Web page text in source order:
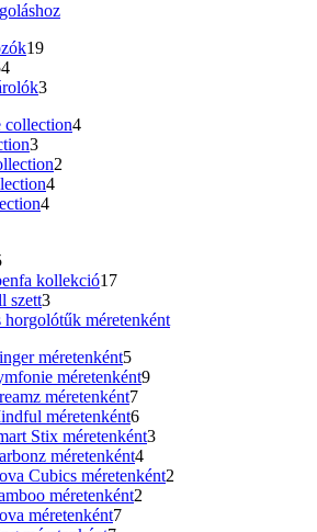
19
3
collection4
3
2
4
4
kollekció17
szett3
méretenként
méretenként5
méretenként9
méretenként7
méretenként6
Stix méretenként3
méretenként4
Cubics méretenként2
méretenként2
méretenként7